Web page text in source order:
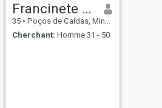
Francinete Rita
35 • Poços de Caldas, Minas Gerais, Brésil
Cherchant: Homme 31 - 50